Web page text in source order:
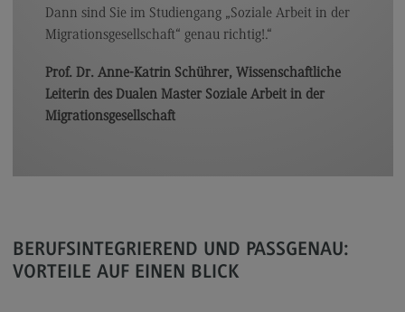
General Business Management
Berufsperspektiven
Kontakt
Berufsperspektiven
Kontakt
Dann sind Sie im Studiengang „Soziale Arbeit in der
Migrationsgesellschaft“ genau richtig!.“
Prof. Dr. Anne-Katrin Schührer, Wissenschaftliche
Leiterin des Dualen Master Soziale Arbeit in der
Migrationsgesellschaft
BERUFSINTEGRIEREND UND PASSGENAU:
VORTEILE AUF EINEN BLICK